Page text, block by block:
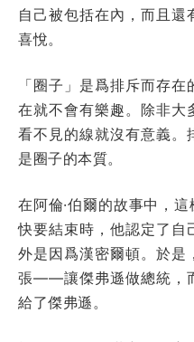
自己被包括在內，而且還
喜悅。
「圈子」是爲排斥而存
在就不會有樂趣。除非大
看不見的線就沒有意義。
是圈子的本質。
在阿倫·伯爾的故事中，
快要結束時，他認定了自
外是因爲漢密爾頓。於是
張——讓傑弗遜做總統，
給了傑弗遜。